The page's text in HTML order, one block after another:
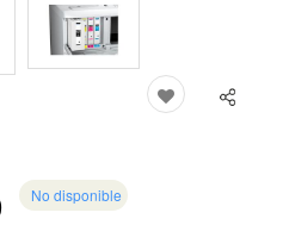
No disponible